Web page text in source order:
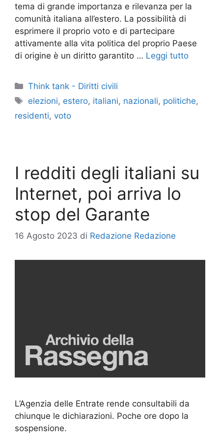
tema di grande importanza e rilevanza per la
comunità italiana all’estero. La possibilità di
esprimere il proprio voto e di partecipare
attivamente alla vita politica del proprio Paese
di origine è un diritto garantito … Leggi tutto
Categorie
Think tank - Diritti civili
Tag
elezioni, estero, italiani, nazionali, politiche,
residenti, voto
I redditi degli italiani su
Internet, poi arriva lo
stop del Garante
16 Agosto 2023 di Redazione Redazione
L’Agenzia delle Entrate rende consultabili da
chiunque le dichiarazioni. Poche ore dopo la
sospensione.